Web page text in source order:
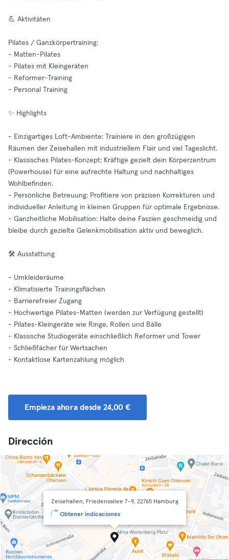
💪 Aktivitäten
Pilates / Ganzkörpertraining:
- Matten-Pilates
- Pilates mit Kleingeräten
- Reformer-Training
- Personal Training
✨ Highlights
- Einzigartiges Loft-Ambiente: Trainiere in den großzügigen
Räumen der Zeisehallen mit industriellem Flair und viel Tageslicht.
- Klassisches Pilates-Konzept: Kräftige gezielt dein Körperzentrum
(Powerhouse) für eine aufrechte Haltung und nachhaltiges
Wohlbefinden.
- Persönliche Betreuung: Profitiere von präzisen Korrekturen und
individueller Anleitung in kleinen Gruppen für optimale Ergebnisse.
- Ganzheitliche Mobilisation: Halte deine Faszien geschmeidig und
bleibe durch gezielte Gelenkmobilisation aktiv und beweglich.
🛠️ Ausstattung
- Umkleideräume
- Klimatisierte Trainingsflächen
- Barrierefreier Zugang
- Hochwertige Pilates-Matten (werden zur Verfügung gestellt)
- Pilates-Kleingeräte wie Ringe, Rollen und Bälle
- Klassische Studiogeräte einschließlich Reformer und Tower
- Schließfächer für Wertsachen
- Kontaktlose Kartenzahlung möglich
Empieza ahora desde 24,00 €
Dirección
Zeisehallen, Friedensallee 7-9, 22765 Hamburg
Obtener indicaciones